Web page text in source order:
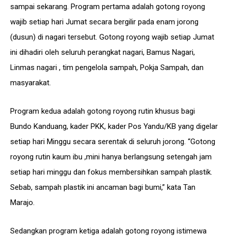
sampai sekarang. Program pertama adalah gotong royong
wajib setiap hari Jumat secara bergilir pada enam jorong
(dusun) di nagari tersebut. Gotong royong wajib setiap Jumat
ini dihadiri oleh seluruh perangkat nagari, Bamus Nagari,
Linmas nagari , tim pengelola sampah, Pokja Sampah, dan
masyarakat.
Program kedua adalah gotong royong rutin khusus bagi
Bundo Kanduang, kader PKK, kader Pos Yandu/KB yang digelar
setiap hari Minggu secara serentak di seluruh jorong. “Gotong
royong rutin kaum ibu ,mini hanya berlangsung setengah jam
setiap hari minggu dan fokus membersihkan sampah plastik.
Sebab, sampah plastik ini ancaman bagi bumi,” kata Tan
Marajo.
Sedangkan program ketiga adalah gotong royong istimewa